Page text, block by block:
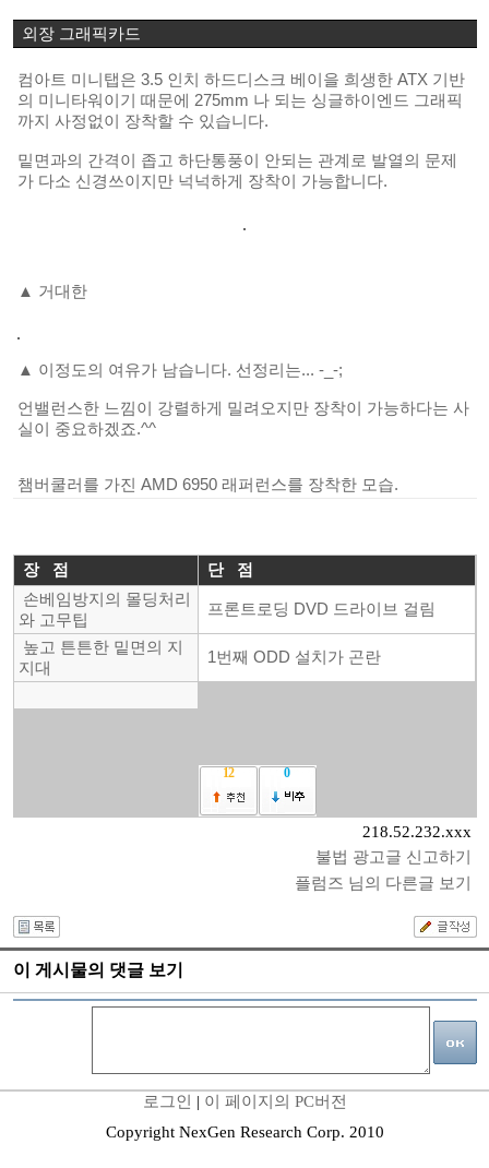
외장 그래픽카드
컴아트 미니탭은 3.5 인치 하드디스크 베이 을 희생한 ATX 기반
의 미니타워이기 때문에 275mm 나 되는 싱글하이엔드 그래픽
까지 사정없이 장착할 수 있습니다.
밑면과의 간격이 좁고 하단통풍이 안되는 관계로 발열의 문제
가 다소 신경쓰이지만 넉넉하게 장착이 가능합니다.
▲ 거대한
▲ 이정도의 여유가 남습니다. 선정리는... -_-;
언밸런스한 느낌이 강렬하게 밀려오지만 장착이 가능하다는 사
실이 중요하겠죠.^^
챔버쿨러를 가진 AMD 6950 래퍼런스를 장착한 모습.
장 점 단 점
손베임방지의 몰딩처리
와 고무팁
프론트로딩 DVD 드라이브 걸림
높고 튼튼한 밑면의 지
지대
1번째 ODD 설치가 곤란
12 0
218.52.232.xxx
불법 광고글 신고하기
플럼즈 님의 다른글 보기
이 게시물의 댓글 보기
로그인 | 이 페이지의 PC버전
Copyright NexGen Research Corp. 2010